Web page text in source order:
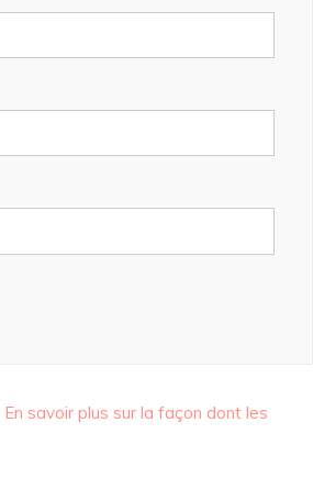
En savoir plus sur la façon dont les